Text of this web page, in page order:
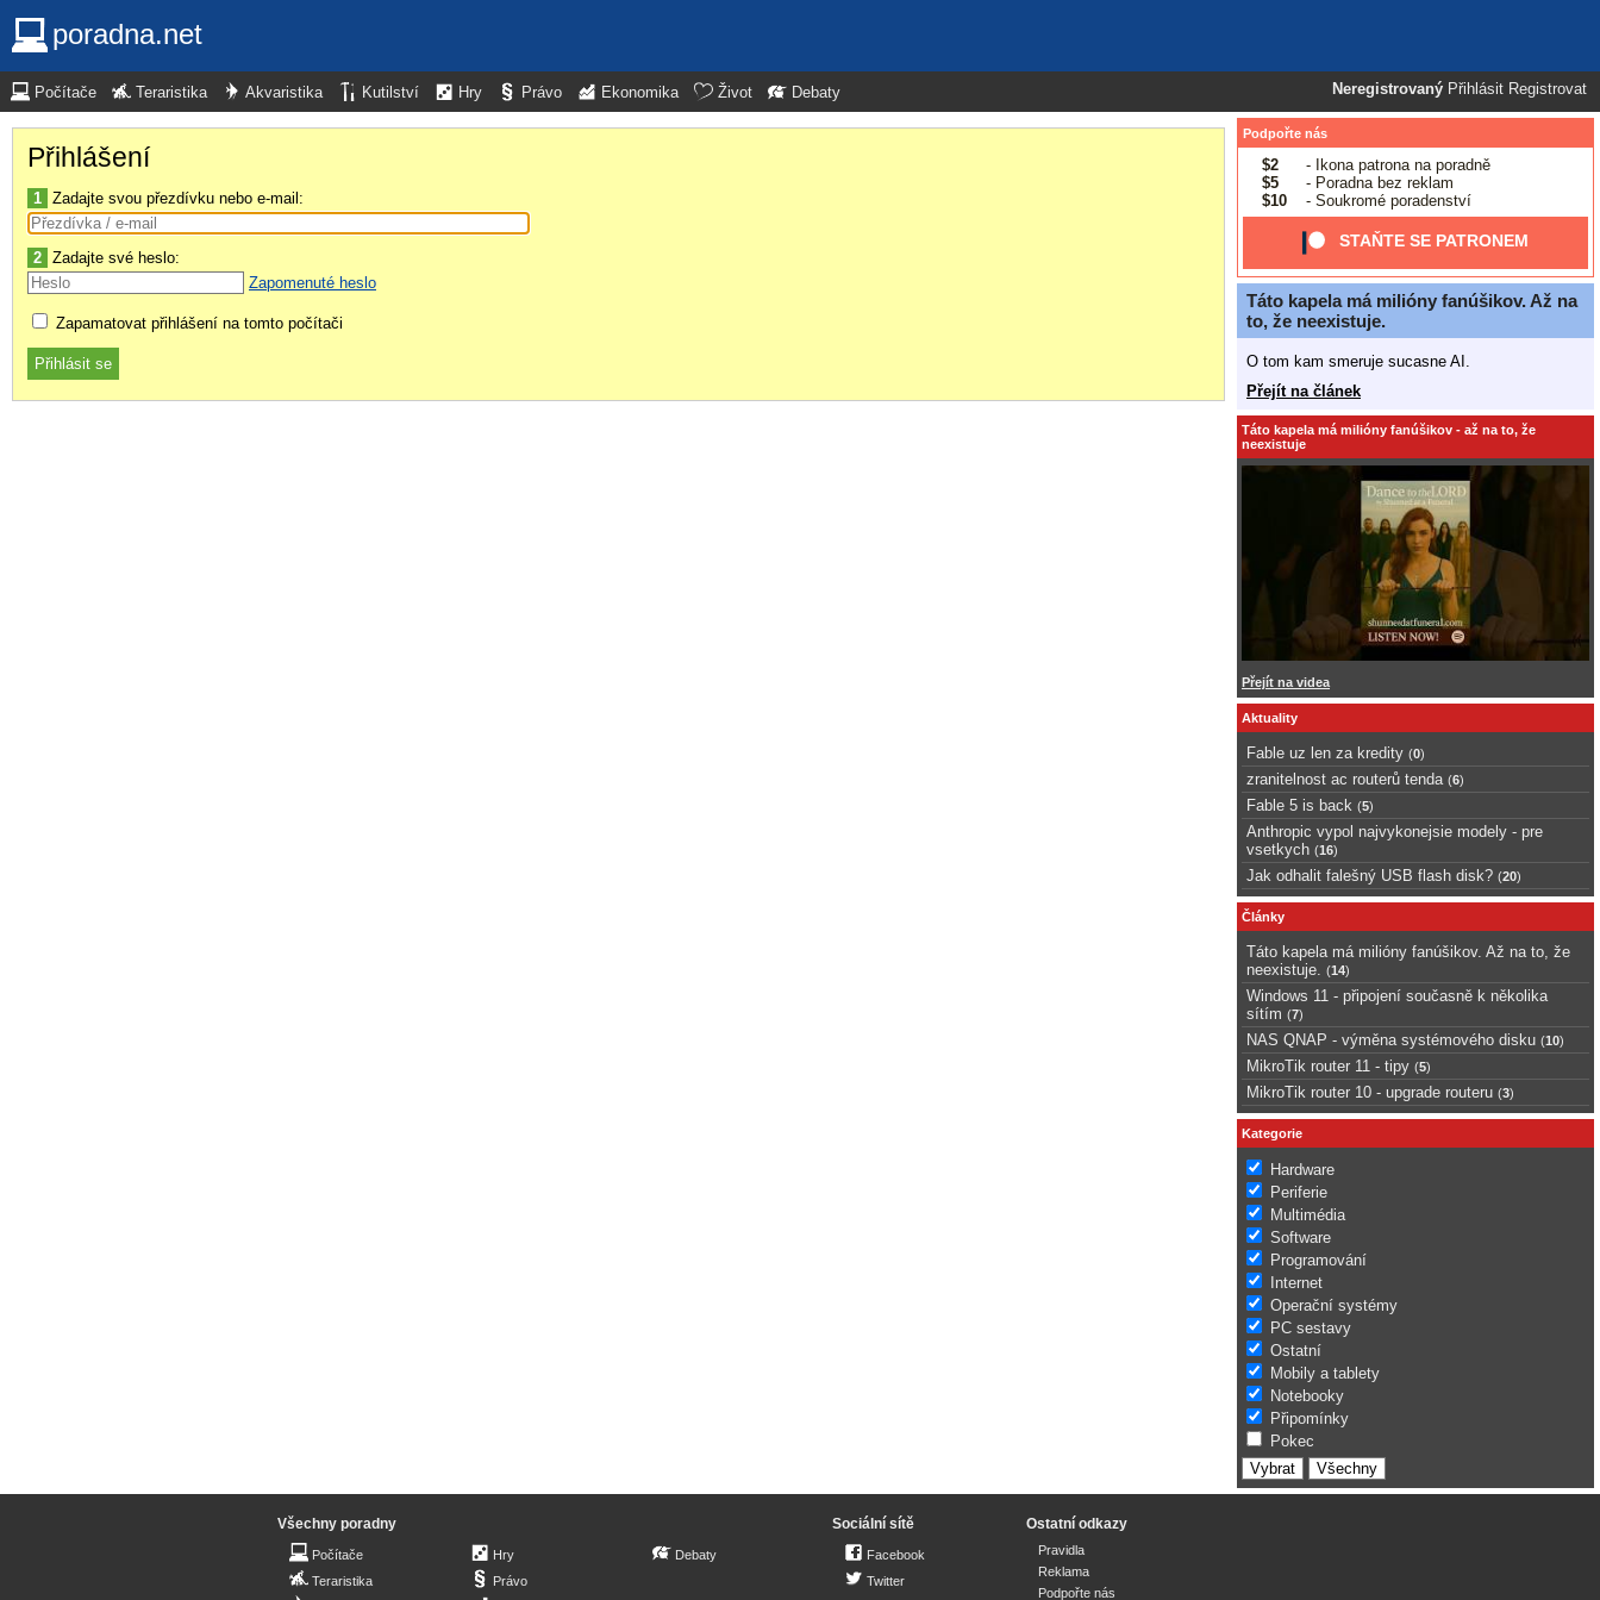
poradna.net
Neregistrovaný Přihlásit Registrovat
Počítače Teraristika Akvaristika Kutilství Hry Právo Ekonomika Život Debaty
Přihlášení
1 Zadajte svou přezdívku nebo e-mail:
2 Zadajte své heslo:
Zapomenuté heslo
Zapamatovat přihlášení na tomto počítači
Podpořte nás
$2
- Ikona patrona na poradně
$5
- Poradna bez reklam
$10
- Soukromé poradenství
STAŇTE SE PATRONEM
Táto kapela má milióny fanúšikov. Až na
to, že neexistuje.
O tom kam smeruje sucasne AI.
Přejít na článek
Táto kapela má milióny fanúšikov - až na to, že
neexistuje
Přejít na videa
Aktuality
Fable uz len za kredity (0)
zranitelnost ac routerů tenda (6)
Fable 5 is back (5)
Anthropic vypol najvykonejsie modely - pre
vsetkych (16)
Jak odhalit falešný USB flash disk? (20)
Články
Táto kapela má milióny fanúšikov. Až na to, že
neexistuje.
(14)
Windows 11 - připojení současně k několika
sítím (7)
NAS QNAP - výměna systémového disku (10)
MikroTik router 11 - tipy (5)
MikroTik router 10 - upgrade routeru (3)
Kategorie
Hardware
Periferie
Multimédia
Software
Programování
Internet
Operační systémy
PC sestavy
Ostatní
Mobily a tablety
Notebooky
Připomínky
Pokec
Všechny poradny
Počítače
Teraristika
Hry
Právo
Debaty
Sociální sítě
Facebook
Twitter
Ostatní odkazy
Pravidla
Reklama
Podpořte nás